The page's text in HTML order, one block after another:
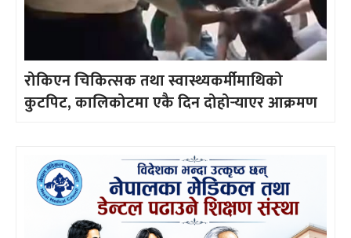
रोकिएन चिकित्सक तथा स्वास्थ्यकर्मीमाथिको
कुटपिट, कालिकोटमा एकै दिन दोहोर्‍याएर आक्रमण